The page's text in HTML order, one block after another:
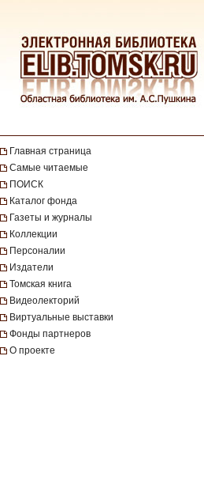
Главная страница
Самые читаемые
ПОИСК
Каталог фонда
Газеты и журналы
Коллекции
Персоналии
Издатели
Томская книга
Видеолекторий
Виртуальные выставки
Фонды партнеров
О проекте